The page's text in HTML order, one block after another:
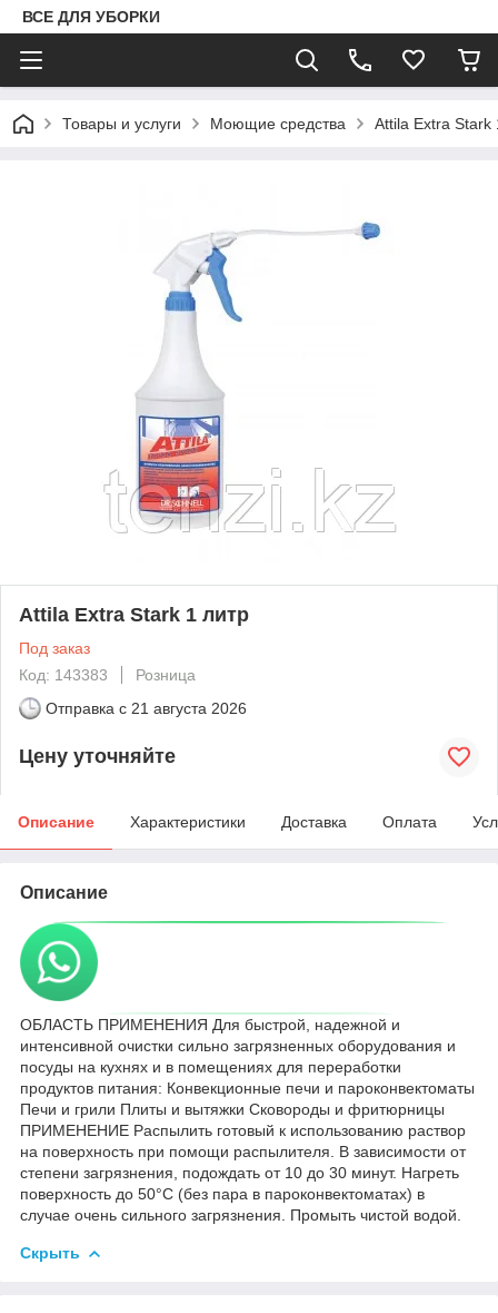
ВСЕ ДЛЯ УБОРКИ
Товары и услуги Моющие средства Attila Extra Stark
Attila Extra Stark 1 литр
Под заказ
Код: 143383
Розница
Отправка с 21 августа 2026
Цену уточняйте
Описание Характеристики Доставка Оплата
Описание
ОБЛАСТЬ ПРИМЕНЕНИЯ Для быстрой, надежной и
интенсивной очистки сильно загрязненных оборудования и
посуды на кухнях и в помещениях для переработки
продуктов питания: Конвекционные печи и пароконвектоматы
Печи и грили Плиты и вытяжки Сковороды и фритюрницы
ПРИМЕНЕНИЕ Распылить готовый к использованию раствор
на поверхность при помощи распылителя. В зависимости от
степени загрязнения, подождать от 10 до 30 минут. Нагреть
поверхность до 50°C (без пара в пароконвектоматах) в
случае очень сильного загрязнения. Промыть чистой водой.
Скрыть